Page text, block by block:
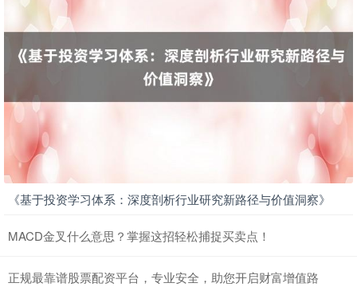
《基于投资学习体系：深度剖析行业研究新路径与价值洞察》
MACD金叉什么意思？掌握这招轻松捕捉买卖点！
正规最靠谱股票配资平台，专业安全，助您开启财富增值路